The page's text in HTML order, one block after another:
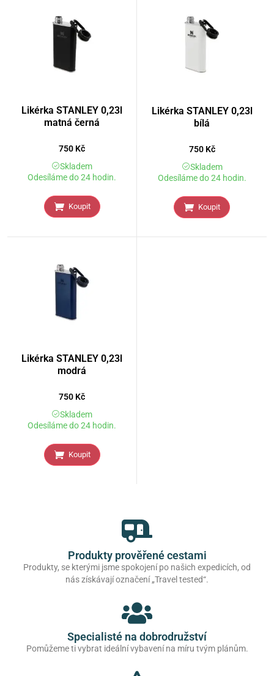
Likérka STANLEY 0,23l
matná černá
750 Kč
Skladem
Odesíláme do 24 hodin.
Koupit
Likérka STANLEY 0,23l
bílá
750 Kč
Skladem
Odesíláme do 24 hodin.
Koupit
Likérka STANLEY 0,23l
modrá
750 Kč
Skladem
Odesíláme do 24 hodin.
Koupit
Produkty prověřené cestami
Produkty, se kterými jsme spokojení po našich expedicích, od
nás získávají označení „Travel tested“.
Specialisté na dobrodružství
Pomůžeme ti vybrat ideální vybavení na míru tvým plánům.